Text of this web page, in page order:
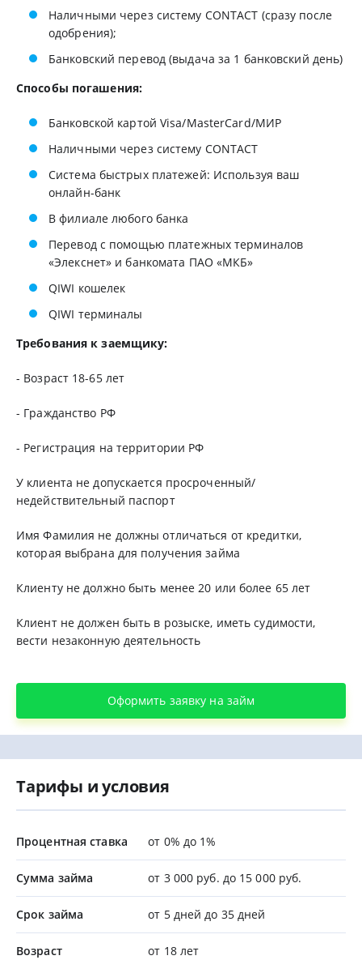
Наличными через систему CONTACT (сразу после
одобрения);
Банковский перевод (выдача за 1 банковский день)
Способы погашения:
Банковской картой Visa/MasterCard/МИР
Наличными через систему CONTACT
Система быстрых платежей: Используя ваш
онлайн-банк
В филиале любого банка
Перевод с помощью платежных терминалов
«Элекснет» и банкомата ПАО «МКБ»
QIWI кошелек
QIWI терминалы
Требования к заемщику:
- Возраст 18-65 лет
- Гражданство РФ
- Регистрация на территории РФ
У клиента не допускается просроченный/
недействительный паспорт
Имя Фамилия не должны отличаться от кредитки,
которая выбрана для получения займа
Клиенту не должно быть менее 20 или более 65 лет
Клиент не должен быть в розыске, иметь судимости,
вести незаконную деятельность
Оформить заявку на займ
Тарифы и условия
Процентная ставка от 0% до 1%
Сумма займа от 3 000 руб. до 15 000 руб.
Срок займа от 5 дней до 35 дней
Возраст от 18 лет